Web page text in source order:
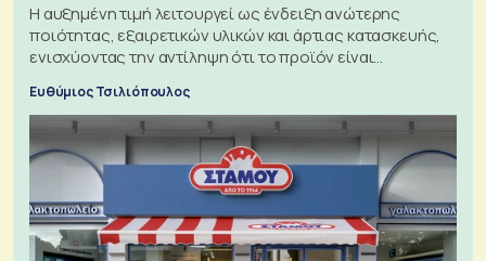
Η αυξημένη τιμή λειτουργεί ως ένδειξη ανώτερης
ποιότητας, εξαιρετικών υλικών και άρτιας κατασκευής,
ενισχύοντας την αντίληψη ότι το προϊόν είναι
Ευθύμιος Τσιλιόπουλος